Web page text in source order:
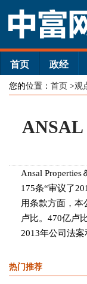
首页 政经
您的位置： 首页 >观
ANSAL
Ansal
175条“审议了
用条款方面，
卢比。470亿卢
2013年公司法案
热门推荐